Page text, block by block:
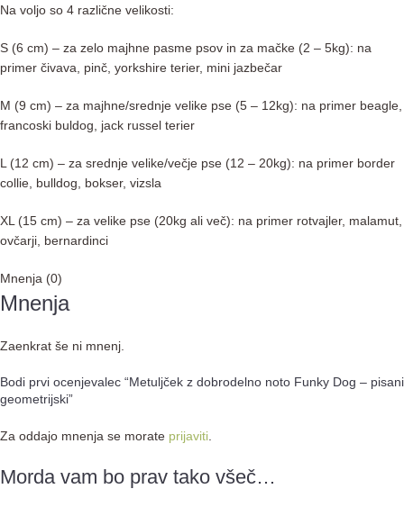
Na voljo so 4 različne velikosti:
S (6 cm) – za zelo majhne pasme psov in za mačke (2 – 5kg): na
primer čivava, pinč, yorkshire terier, mini jazbečar
M (9 cm) – za majhne/srednje velike pse (5 – 12kg): na primer beagle,
francoski buldog, jack russel terier
L (12 cm) – za srednje velike/večje pse (12 – 20kg): na primer border
collie, bulldog, bokser, vizsla
XL (15 cm) – za velike pse (20kg ali več): na primer rotvajler, malamut,
ovčarji, bernardinci
Mnenja (0)
Mnenja
Zaenkrat še ni mnenj.
Bodi prvi ocenjevalec “Metuljček z dobrodelno noto Funky Dog – pisani
geometrijski”
Za oddajo mnenja se morate prijaviti
Morda vam bo prav tako všeč…